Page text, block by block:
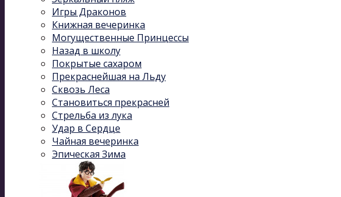
Игры Драконов
Книжная вечеринка
Могущественные Принцессы
Назад в школу
Покрытые сахаром
Прекраснейшая на Льду
Сквозь Леса
Становиться прекрасней
Стрельба из лука
Удар в Сердце
Чайная вечеринка
Эпическая Зима